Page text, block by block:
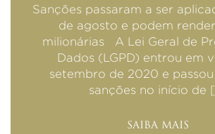
Sanções passaram a ser
de agosto e podem
milionárias A Lei Geral de
Dados (LGPD) entrou em
setembro de 2020 e
sanções no início de
SAIBA MAIS